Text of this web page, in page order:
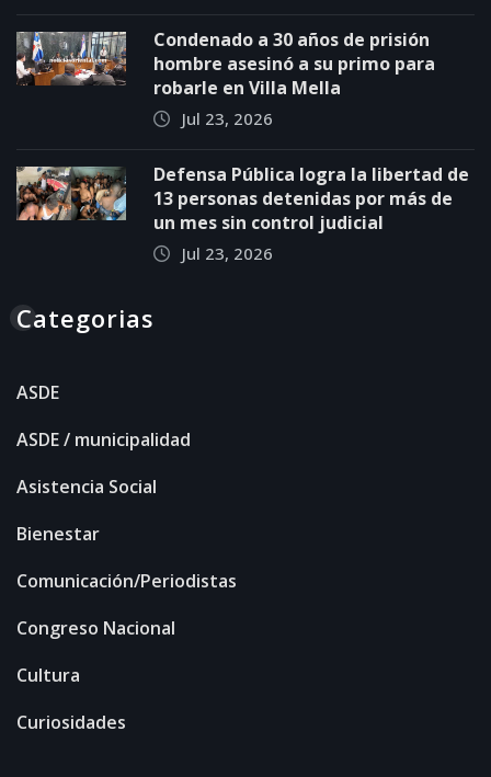
Condenado a 30 años de prisión
hombre asesinó a su primo para
robarle en Villa Mella
Jul 23, 2026
Defensa Pública logra la libertad de
13 personas detenidas por más de
un mes sin control judicial
Jul 23, 2026
Categorias
ASDE
ASDE / municipalidad
Asistencia Social
Bienestar
Comunicación/Periodistas
Congreso Nacional
Cultura
Curiosidades